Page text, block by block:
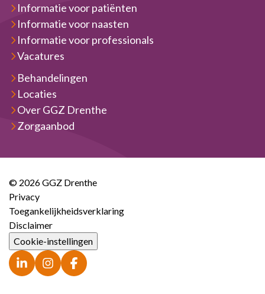
Informatie voor patiënten
Informatie voor naasten
Informatie voor professionals
Vacatures
Behandelingen
Locaties
Over GGZ Drenthe
Zorgaanbod
© 2026 GGZ Drenthe
Privacy
Toegankelijkheidsverklaring
Disclaimer
Cookie-instellingen